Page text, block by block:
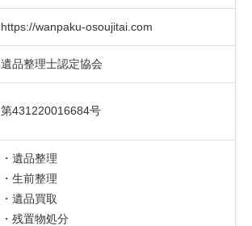
https://wanpaku-osoujitai.com
遺品整理士認定協会
第431220016684号
・遺品整理
・生前整理
・遺品買取
・残置物処分